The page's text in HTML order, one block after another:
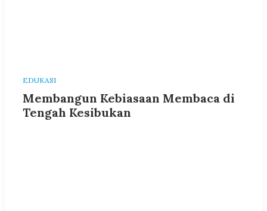
EDUKASI
Membangun Kebiasaan Membaca di
Tengah Kesibukan